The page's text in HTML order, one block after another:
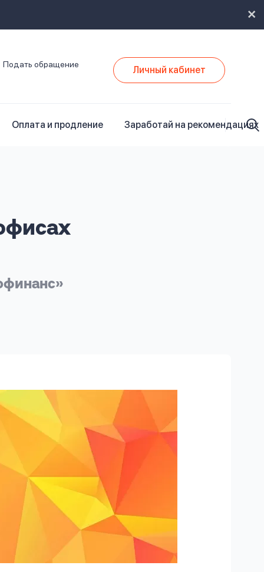
Подать обращение Личный кабинет
Оплата и продление Заработай на рекомендациях